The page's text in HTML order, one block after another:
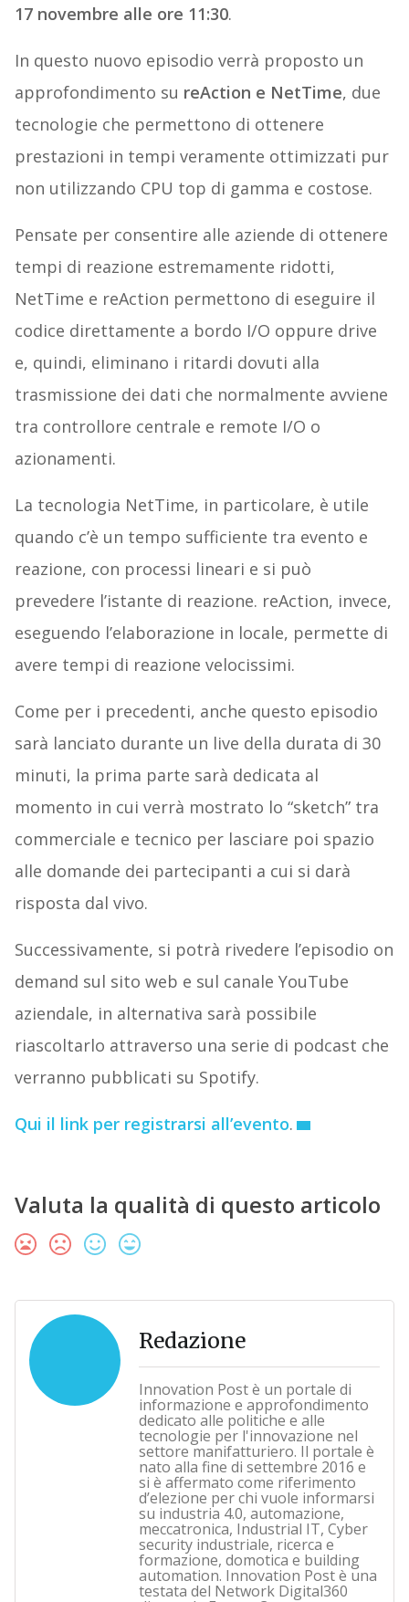
17 novembre alle ore 11:30.
In questo nuovo episodio verrà proposto un
approfondimento su reAction e NetTime, due
tecnologie che permettono di ottenere
prestazioni in tempi veramente ottimizzati pur
non utilizzando CPU top di gamma e costose.
Pensate per consentire alle aziende di ottenere
tempi di reazione estremamente ridotti,
NetTime e reAction permettono di eseguire il
codice direttamente a bordo I/O oppure drive
e, quindi, eliminano i ritardi dovuti alla
trasmissione dei dati che normalmente avviene
tra controllore centrale e remote I/O o
azionamenti.
La tecnologia NetTime, in particolare, è utile
quando c’è un tempo sufficiente tra evento e
reazione, con processi lineari e si può
prevedere l’istante di reazione. reAction, invece,
eseguendo l’elaborazione in locale, permette di
avere tempi di reazione velocissimi.
Come per i precedenti, anche questo episodio
sarà lanciato durante un live della durata di 30
minuti, la prima parte sarà dedicata al
momento in cui verrà mostrato lo “sketch” tra
commerciale e tecnico per lasciare poi spazio
alle domande dei partecipanti a cui si darà
risposta dal vivo.
Successivamente, si potrà rivedere l’episodio on
demand sul sito web e sul canale YouTube
aziendale, in alternativa sarà possibile
riascoltarlo attraverso una serie di podcast che
verranno pubblicati su Spotify.
Qui il link per registrarsi all’evento.
Valuta la qualità di questo articolo
Redazione
Innovation Post è un portale di
informazione e approfondimento
dedicato alle politiche e alle
tecnologie per l'innovazione nel
settore manifatturiero. Il portale è
nato alla fine di settembre 2016 e
si è affermato come riferimento
d’elezione per chi vuole informarsi
su industria 4.0, automazione,
meccatronica, Industrial IT, Cyber
security industriale, ricerca e
formazione, domotica e building
automation. Innovation Post è una
testata del Network Digital360